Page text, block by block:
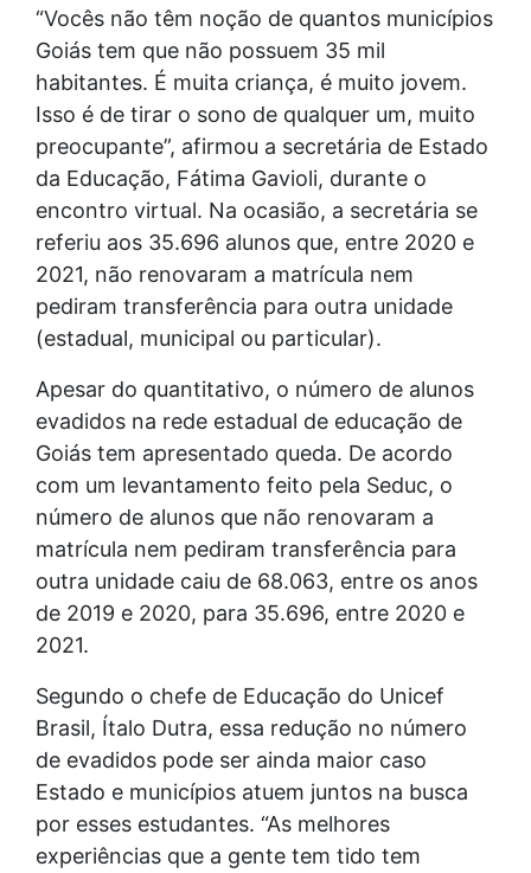
“Vocês não têm noção de quantos municípios
Goiás tem que não possuem 35 mil
habitantes. É muita criança, é muito jovem.
Isso é de tirar o sono de qualquer um, muito
preocupante”, afirmou a secretária de Estado
da Educação, Fátima Gavioli, durante o
encontro virtual. Na ocasião, a secretária se
referiu aos 35.696 alunos que, entre 2020 e
2021, não renovaram a matrícula nem
pediram transferência para outra unidade
(estadual, municipal ou particular).
Apesar do quantitativo, o número de alunos
evadidos na rede estadual de educação de
Goiás tem apresentado queda. De acordo
com um levantamento feito pela Seduc, o
número de alunos que não renovaram a
matrícula nem pediram transferência para
outra unidade caiu de 68.063, entre os anos
de 2019 e 2020, para 35.696, entre 2020 e
2021.
Segundo o chefe de Educação do Unicef
Brasil, Ítalo Dutra, essa redução no número
de evadidos pode ser ainda maior caso
Estado e municípios atuem juntos na busca
por esses estudantes. “As melhores
experiências que a gente tem tido tem